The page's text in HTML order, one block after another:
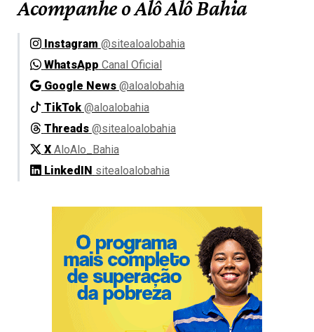
Acompanhe o Alô Alô Bahia
Instagram @sitealoalobahia
WhatsApp Canal Oficial
Google News @aloalobahia
TikTok @aloalobahia
Threads @sitealoalobahia
X AloAlo_Bahia
LinkedIN sitealoalobahia